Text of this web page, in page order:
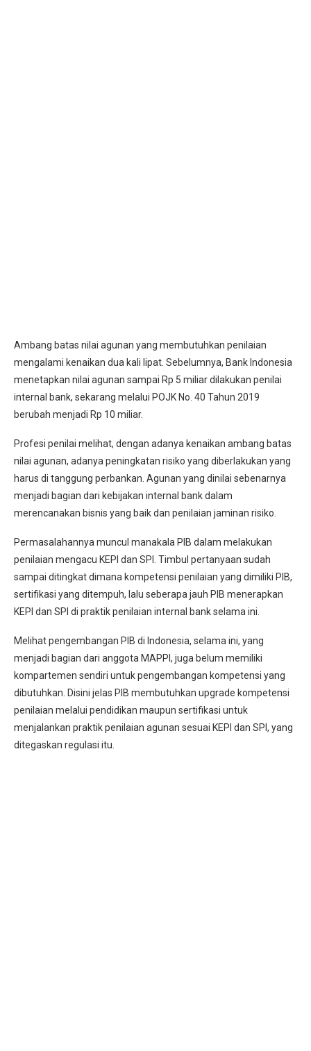
Ambang batas nilai agunan yang membutuhkan penilaian
mengalami kenaikan dua kali lipat. Sebelumnya, Bank Indonesia
menetapkan nilai agunan sampai Rp 5 miliar dilakukan penilai
internal bank, sekarang melalui POJK No. 40 Tahun 2019
berubah menjadi Rp 10 miliar.
Profesi penilai melihat, dengan adanya kenaikan ambang batas
nilai agunan, adanya peningkatan risiko yang diberlakukan yang
harus di tanggung perbankan. Agunan yang dinilai sebenarnya
menjadi bagian dari kebijakan internal bank dalam
merencanakan bisnis yang baik dan penilaian jaminan risiko.
Permasalahannya muncul manakala PIB dalam melakukan
penilaian mengacu KEPI dan SPI. Timbul pertanyaan sudah
sampai ditingkat dimana kompetensi penilaian yang dimiliki PIB,
sertifikasi yang ditempuh, lalu seberapa jauh PIB menerapkan
KEPI dan SPI di praktik penilaian internal bank selama ini.
Melihat pengembangan PIB di Indonesia, selama ini, yang
menjadi bagian dari anggota MAPPI, juga belum memiliki
kompartemen sendiri untuk pengembangan kompetensi yang
dibutuhkan. Disini jelas PIB membutuhkan upgrade kompetensi
penilaian melalui pendidikan maupun sertifikasi untuk
menjalankan praktik penilaian agunan sesuai KEPI dan SPI, yang
ditegaskan regulasi itu.